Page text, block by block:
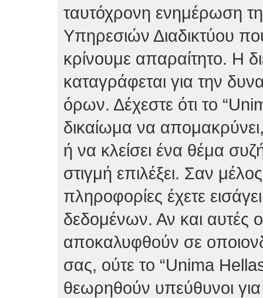
ταυτόχρονη ενημέρωση
Υπηρεσιών Διαδικτύου
κρίνουμε απαραίτητο. Η
καταγράφεται για την
όρων. Δέχεστε ότι το
δικαίωμα να
ή να κλείσει ένα θέμα
στιγμή επιλέξει. Σαν
πληροφορίες έχετε
δεδομένων. Αν και αυτές
αποκαλυφθούν σε
σας, ούτε το “Unima
θεωρηθούν υπεύθυνοι